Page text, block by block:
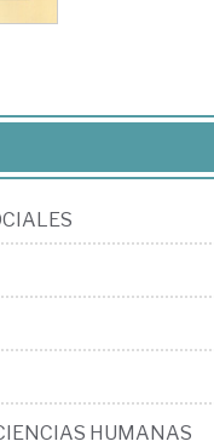
HUMANAS